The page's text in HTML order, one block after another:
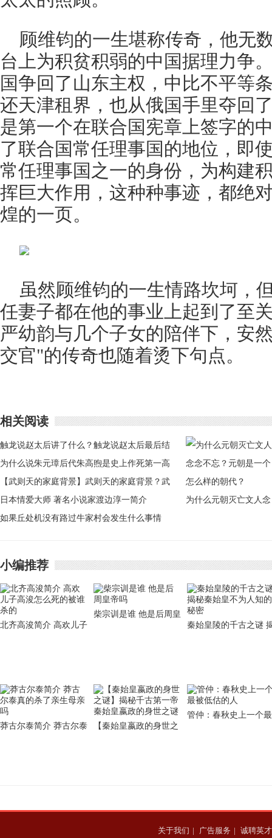
顾维钧的一生堪称传奇，他无
台上为积贫积弱的中国据理力争
国争回了山东主权，中比不平等
还天津租界，也从俄国手里夺回了
是第一个在联合国宪章上签字的
了联合国常任理事国的地位，即
常任理事国之一的身份，为构建
挥巨大作用，这种种事迹，都绝
煌的一页。
虽然顾维钧的一生情路坎坷，
任妻子都在他的事业上起到了至
严幼韵与几个子女的陪伴下，安
交官"的传奇也随着烫下句点。
相关阅读
触龙说赵太后讲了什么？触龙说赵太后最后结
局是什么？
为什么说朱元璋后代朱高煦是史上作死第一高
手
【武则天的家庭背景】武则天的家庭背景？武
则天这名字怎么来的
日本情爱大师 著名小说家渡边淳一简介
如果丘处机没有路过牛家村会发生什么事情
为什么元朝灭亡文人念
小编推荐
北齐高浚简介 高欢儿子
柴宗训是谁 他是后周皇
秦始皇陵的千古之谜
莽古尔泰简介 莽古尔泰
【秦始皇嬴政的身世之
管仲：春秋史上一个最
关于我们 | 广告服务 | 诚聘英才